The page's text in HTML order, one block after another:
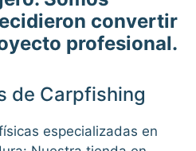
convertir
profesional.
de Carpfishing
especializadas en